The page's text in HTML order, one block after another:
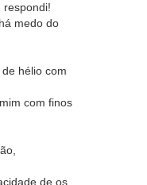
respondi!
medo do
hélio com
com finos
de os